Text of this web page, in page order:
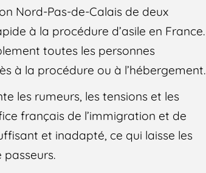
Nord-Pas-de-Calais de deux
à la procédure d’asile en France.
toutes les personnes
à la procédure ou à l’hébergement.
les rumeurs, les tensions et les
français de l’immigration et de
et inadapté, ce qui laisse les